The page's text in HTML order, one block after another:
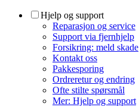
Hjelp og support
Reparasjon og service
Support via fjernhjelp
Forsikring: meld skade
Kontakt oss
Pakkesporing
Ordreretur og endring
Ofte stilte spørsmål
Mer: Hjelp og support